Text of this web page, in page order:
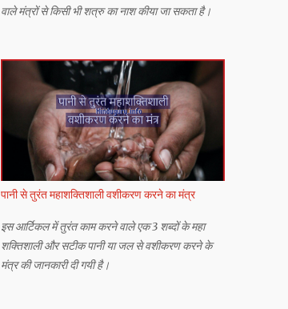
वाले मंत्रों से किसी भी शत्रु का नाश कीया जा सकता है।
पानी से तुरंत महाशक्तिशाली वशीकरण करने का मंत्र
इस आर्टिकल में तुरंत काम करने वाले एक 3 शब्दों के महा
शक्तिशाली और सटीक पानी या जल से वशीकरण करने के
मंत्र की जानकारी दी गयी है।